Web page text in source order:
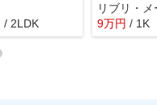
/ 2LDK 9万円 / 1K